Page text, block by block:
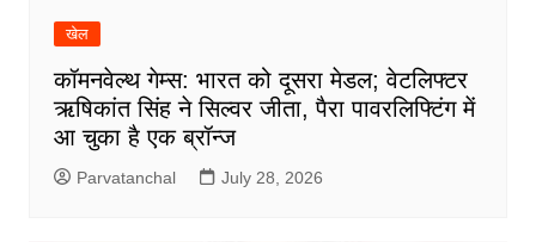
खेल
कॉमनवेल्थ गेम्स: भारत को दूसरा मेडल; वेटलिफ्टर
ऋषिकांत सिंह ने सिल्वर जीता, पैरा पावरलिफ्टिंग में
आ चुका है एक ब्रॉन्ज
Parvatanchal July 28, 2026